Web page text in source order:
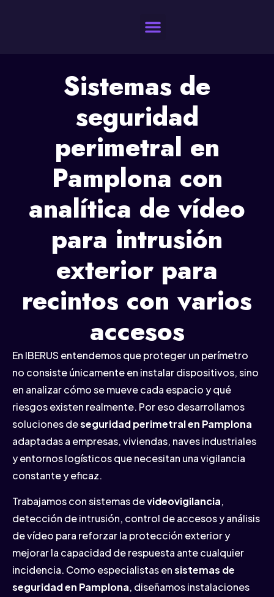
Sistemas de
seguridad
perimetral en
Pamplona con
analítica de vídeo
para intrusión
exterior para
recintos con varios
accesos
En IBERUS entendemos que proteger un perímetro
no consiste únicamente en instalar dispositivos, sino
en analizar cómo se mueve cada espacio y qué
riesgos existen realmente. Por eso desarrollamos
soluciones deseguridad perimetral en Pamplona
adaptadas a empresas, viviendas, naves industriales
y entornos logísticos que necesitan una vigilancia
constante y eficaz.
Trabajamos con sistemas devideovigilancia,
detección de intrusión, control de accesos y análisis
de vídeo para reforzar la protección exterior y
mejorar la capacidad de respuesta ante cualquier
incidencia. Como especialistas ensistemas de
seguridad en Pamplona, diseñamos instalaciones